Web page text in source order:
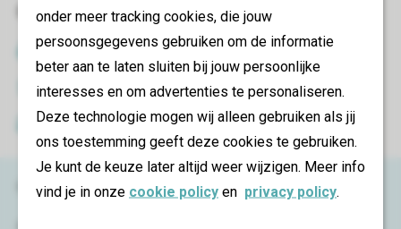
onder meer tracking cookies, die jouw
persoonsgegevens gebruiken om de informatie
beter aan te laten sluiten bij jouw persoonlijke
interesses en om advertenties te personaliseren.
Deze technologie mogen wij alleen gebruiken als jij
ons toestemming geeft deze cookies te gebruiken.
Je kunt de keuze later altijd weer wijzigen. Meer info
vind je in onze cookie policy en privacy policy.
Sicher und schnell zur Online-Buchung
SSL-Verschlüsselung
Sichere Datenübertragung
Sicheres Bezahlen
Haben Sie Fragen?